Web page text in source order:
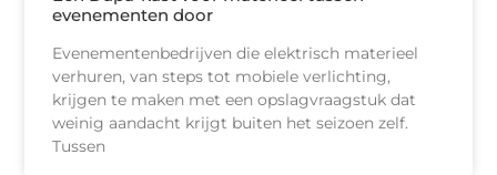
evenementen door
Evenementenbedrijven die elektrisch materieel
verhuren, van steps tot mobiele verlichting,
krijgen te maken met een opslagvraagstuk dat
weinig aandacht krijgt buiten het seizoen zelf.
Tussen